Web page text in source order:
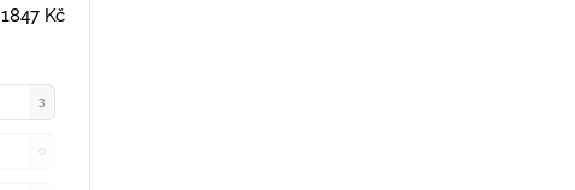
1847 Kč
3
0